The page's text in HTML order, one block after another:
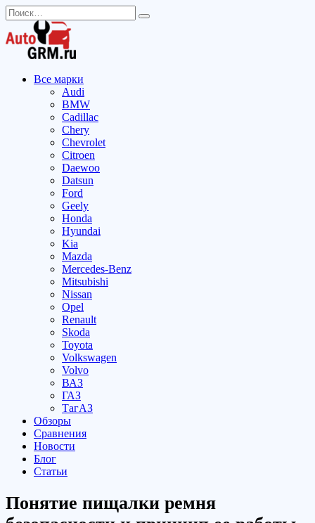
Перейти
к
содержанию
Search
for:
Все марки
Audi
BMW
Cadillac
Chery
Chevrolet
Citroen
Daewoo
Datsun
Ford
Geely
Honda
Hyundai
Kia
Mazda
Mercedes-Benz
Mitsubishi
Nissan
Opel
Renault
Skoda
Toyota
Volkswagen
Volvo
ВАЗ
ГАЗ
ТагАЗ
Обзоры
Сравнения
Новости
Блог
Статьи
Понятие пищалки ремня